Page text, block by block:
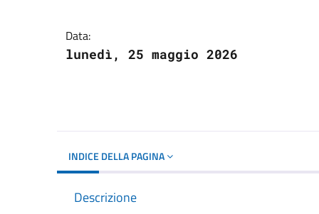
Data:
lunedì, 25 maggio 2026
INDICE DELLA PAGINA
Descrizione